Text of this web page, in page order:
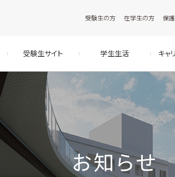
受験生の方 在学生の方 保
受験生サイト 学生生活 キャ
お知らせ